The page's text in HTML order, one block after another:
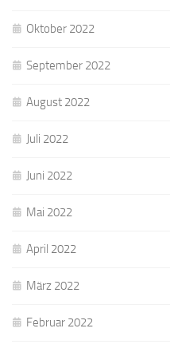
Oktober 2022
September 2022
August 2022
Juli 2022
Juni 2022
Mai 2022
April 2022
März 2022
Februar 2022